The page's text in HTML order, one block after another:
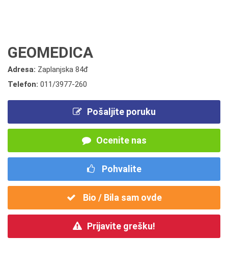
GEOMEDICA
Adresa: Zaplanjska 84đ
Telefon: 011/3977-260
Pošaljite poruku
Ocenite nas
Pohvalite
Bio / Bila sam ovde
Prijavite grešku!